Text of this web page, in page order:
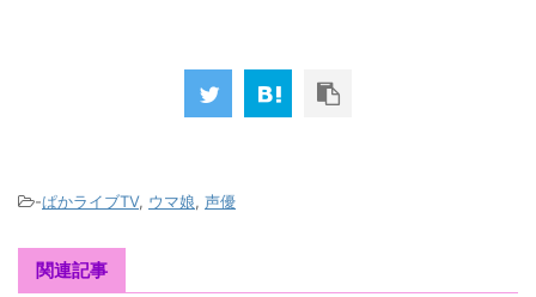
-ぱかライブTV, ウマ娘, 声優
関連記事